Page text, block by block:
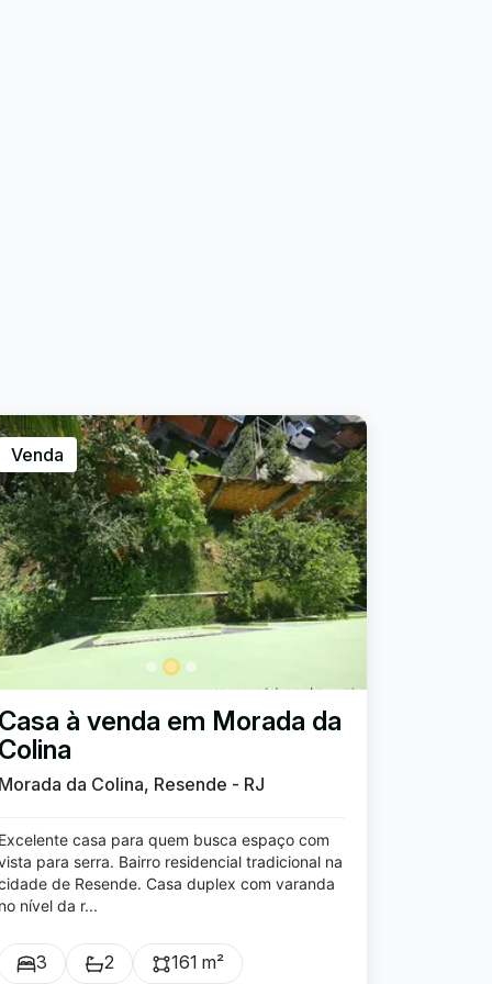
Venda
Casa à venda em Morada da
Colina
Morada da Colina, Resende - RJ
Excelente casa para quem busca espaço com
para serra. Bairro residencial tradicional na
de Resende. Casa duplex com varanda
no nível da r...
3 2 161 m²